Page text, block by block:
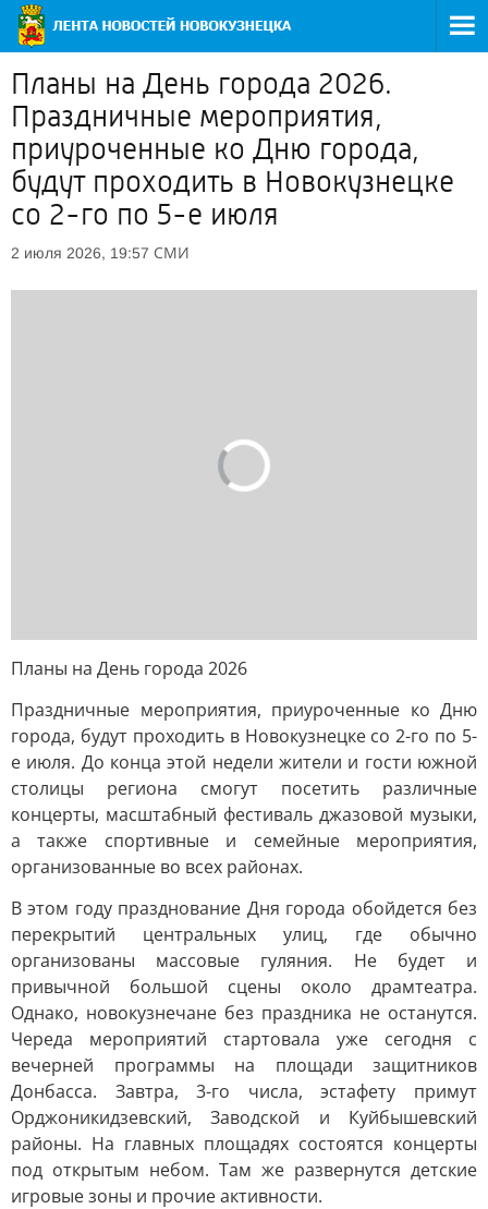
Планы на День города 2026.
Праздничные мероприятия,
приуроченные ко Дню города,
будут проходить в Новокузнецке
со 2-го по 5-е июля
2 июля 2026, 19:57 СМИ
Планы на День города 2026
Праздничные мероприятия, приуроченные ко Дню
города, будут проходить в Новокузнецке со 2-го по 5-
е июля. До конца этой недели жители и гости южной
столицы региона смогут посетить различные
концерты, масштабный фестиваль джазовой музыки,
а также спортивные и семейные мероприятия,
организованные во всех районах.
В этом году празднование Дня города обойдется без
перекрытий центральных улиц, где обычно
организованы массовые гуляния. Не будет и
привычной большой сцены около драмтеатра.
Однако, новокузнечане без праздника не останутся.
Череда мероприятий стартовала уже сегодня с
вечерней программы на площади защитников
Донбасса. Завтра, 3-го числа, эстафету примут
Орджоникидзевский, Заводской и Куйбышевский
районы. На главных площадях состоятся концерты
под открытым небом. Там же развернутся детские
игровые зоны и прочие активности.